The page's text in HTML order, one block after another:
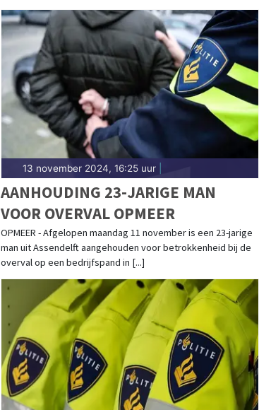
13 november 2024, 16:25 uur|
AANHOUDING 23-JARIGE MAN
VOOR OVERVAL OPMEER
OPMEER - Afgelopen maandag 11 november is een 23-jarige
man uit Assendelft aangehouden voor betrokkenheid bij de
overval op een bedrijfspand in [...]